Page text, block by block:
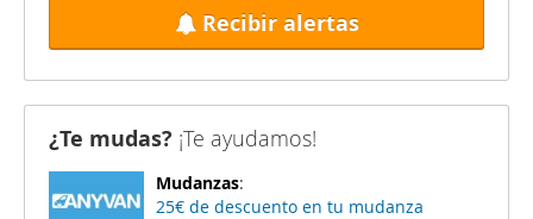
Recibir alertas
¿Te mudas? ¡Te ayudamos!
Mudanzas:
25€ de descuento en tu mudanza